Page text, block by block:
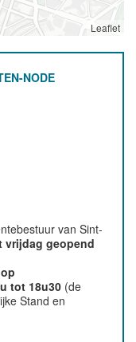
Leaflet
NODE
van Sint-
vrijdag geopend
tot 18u30 (de
Stand en